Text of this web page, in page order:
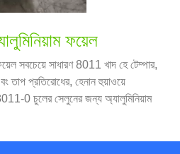
ফয়েল
সবচেয়ে সাধারণ 8011 খাদ হে টেম্পার,
তাপ প্রতিরোধের, হেনান হুয়াওয়ে
0 চুলের সেলুনের জন্য অ্যালুমিনিয়াম